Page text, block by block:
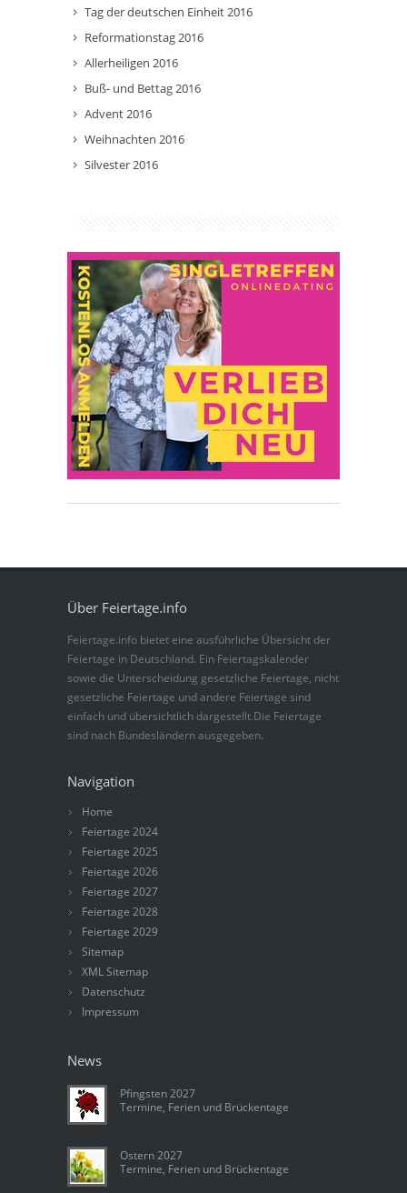
Tag der deutschen Einheit 2016
Reformationstag 2016
Allerheiligen 2016
Buß- und Bettag 2016
Advent 2016
Weihnachten 2016
Silvester 2016
Über Feiertage.info
Feiertage.info bietet eine ausführliche Übersicht der
Feiertage in Deutschland. Ein Feiertagskalender
sowie die Unterscheidung gesetzliche Feiertage, nicht
gesetzliche Feiertage und andere Feiertage sind
einfach und übersichtlich dargestellt.Die Feiertage
sind nach Bundesländern ausgegeben.
Navigation
Home
Feiertage 2024
Feiertage 2025
Feiertage 2026
Feiertage 2027
Feiertage 2028
Feiertage 2029
Sitemap
XML Sitemap
Datenschutz
Impressum
News
Pfingsten 2027
Termine, Ferien und Brückentage
Ostern 2027
Termine, Ferien und Brückentage